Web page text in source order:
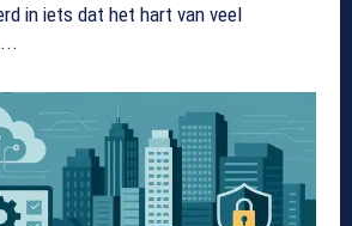
in iets dat het hart van veel